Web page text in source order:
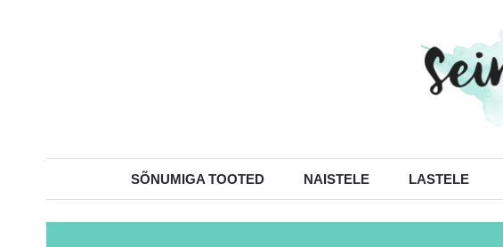
SÕNUMIGA TOOTED NAISTELE LASTELE